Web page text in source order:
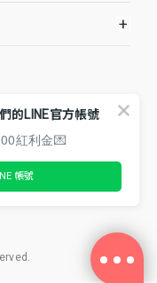
+
的LINE官方帳號
紅利金💌
帳號